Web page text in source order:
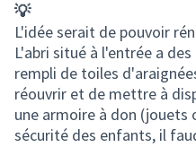
💡
L'idée serait de pouvoir
L'abri situé à l'entrée a
rempli de toiles
réouvrir et de mettre à
une armoire à don (jouets
sécurité des enfants, il